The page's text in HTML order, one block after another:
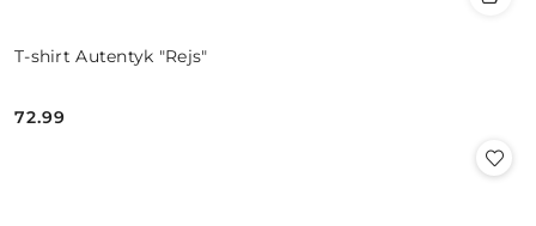
T-shirt Autentyk "Rejs"
Cena:
72.99